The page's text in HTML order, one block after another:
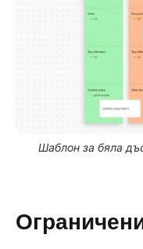
Шаблон за бяла